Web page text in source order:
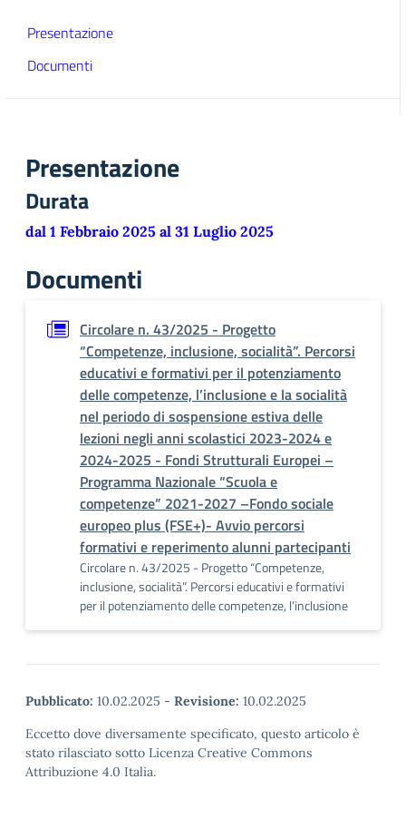
Presentazione
Documenti
Presentazione
Durata
dal 1 Febbraio 2025 al 31 Luglio 2025
Documenti
Circolare n. 43/2025 - Progetto
“Competenze, inclusione, socialità”. Percorsi
educativi e formativi per il potenziamento
delle competenze, l’inclusione e la socialità
nel periodo di sospensione estiva delle
lezioni negli anni scolastici 2023-2024 e
2024-2025 - Fondi Strutturali Europei –
Programma Nazionale “Scuola e
competenze” 2021-2027 –Fondo sociale
europeo plus (FSE+)- Avvio percorsi
formativi e reperimento alunni partecipanti
Circolare n. 43/2025 - Progetto “Competenze,
inclusione, socialità”. Percorsi educativi e formativi
per il potenziamento delle competenze, l’inclusione
Pubblicato: 10.02.2025 - Revisione: 10.02.2025
Eccetto dove diversamente specificato, questo articolo è
stato rilasciato sotto Licenza Creative Commons
Attribuzione 4.0 Italia.